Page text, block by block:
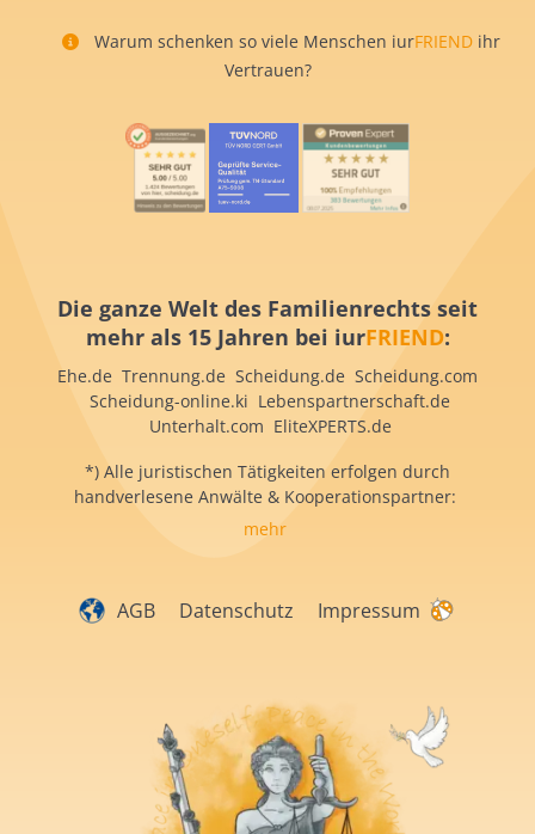
Warum schenken so viele Menschen iurFRIEND ihr
Vertrauen?
Die ganze Welt des Familienrechts seit
mehr als 15 Jahren bei iurFRIEND:
Ehe.de Trennung.de Scheidung.de Scheidung.com
Scheidung-online.ki Lebenspartnerschaft.de
Unterhalt.com EliteXPERTS.de
*) Alle juristischen Tätigkeiten erfolgen durch
handverlesene Anwälte & Kooperationspartner:
mehr
AGB Datenschutz Impressum